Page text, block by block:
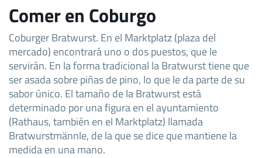
Comer en Coburgo
Coburger Bratwurst. En el Marktplatz (plaza del
mercado) encontrará uno o dos puestos, que le
servirán. En la forma tradicional la Bratwurst tiene que
ser asada sobre piñas de pino, lo que le da parte de su
sabor único. El tamaño de la Bratwurst está
determinado por una figura en el ayuntamiento
(Rathaus, también en el Marktplatz) llamada
Bratwurstmännle, de la que se dice que mantiene la
medida en una mano.